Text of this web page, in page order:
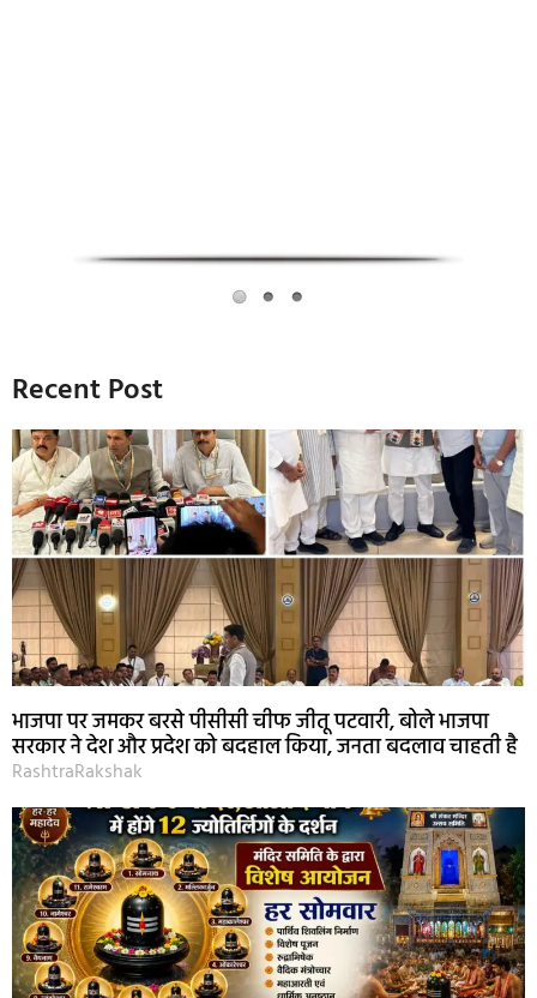
Recent Post
भाजपा पर जमकर बरसे पीसीसी चीफ जीतू पटवारी, बोले भाजपा
सरकार ने देश और प्रदेश को बदहाल किया, जनता बदलाव चाहती है
RashtraRakshak